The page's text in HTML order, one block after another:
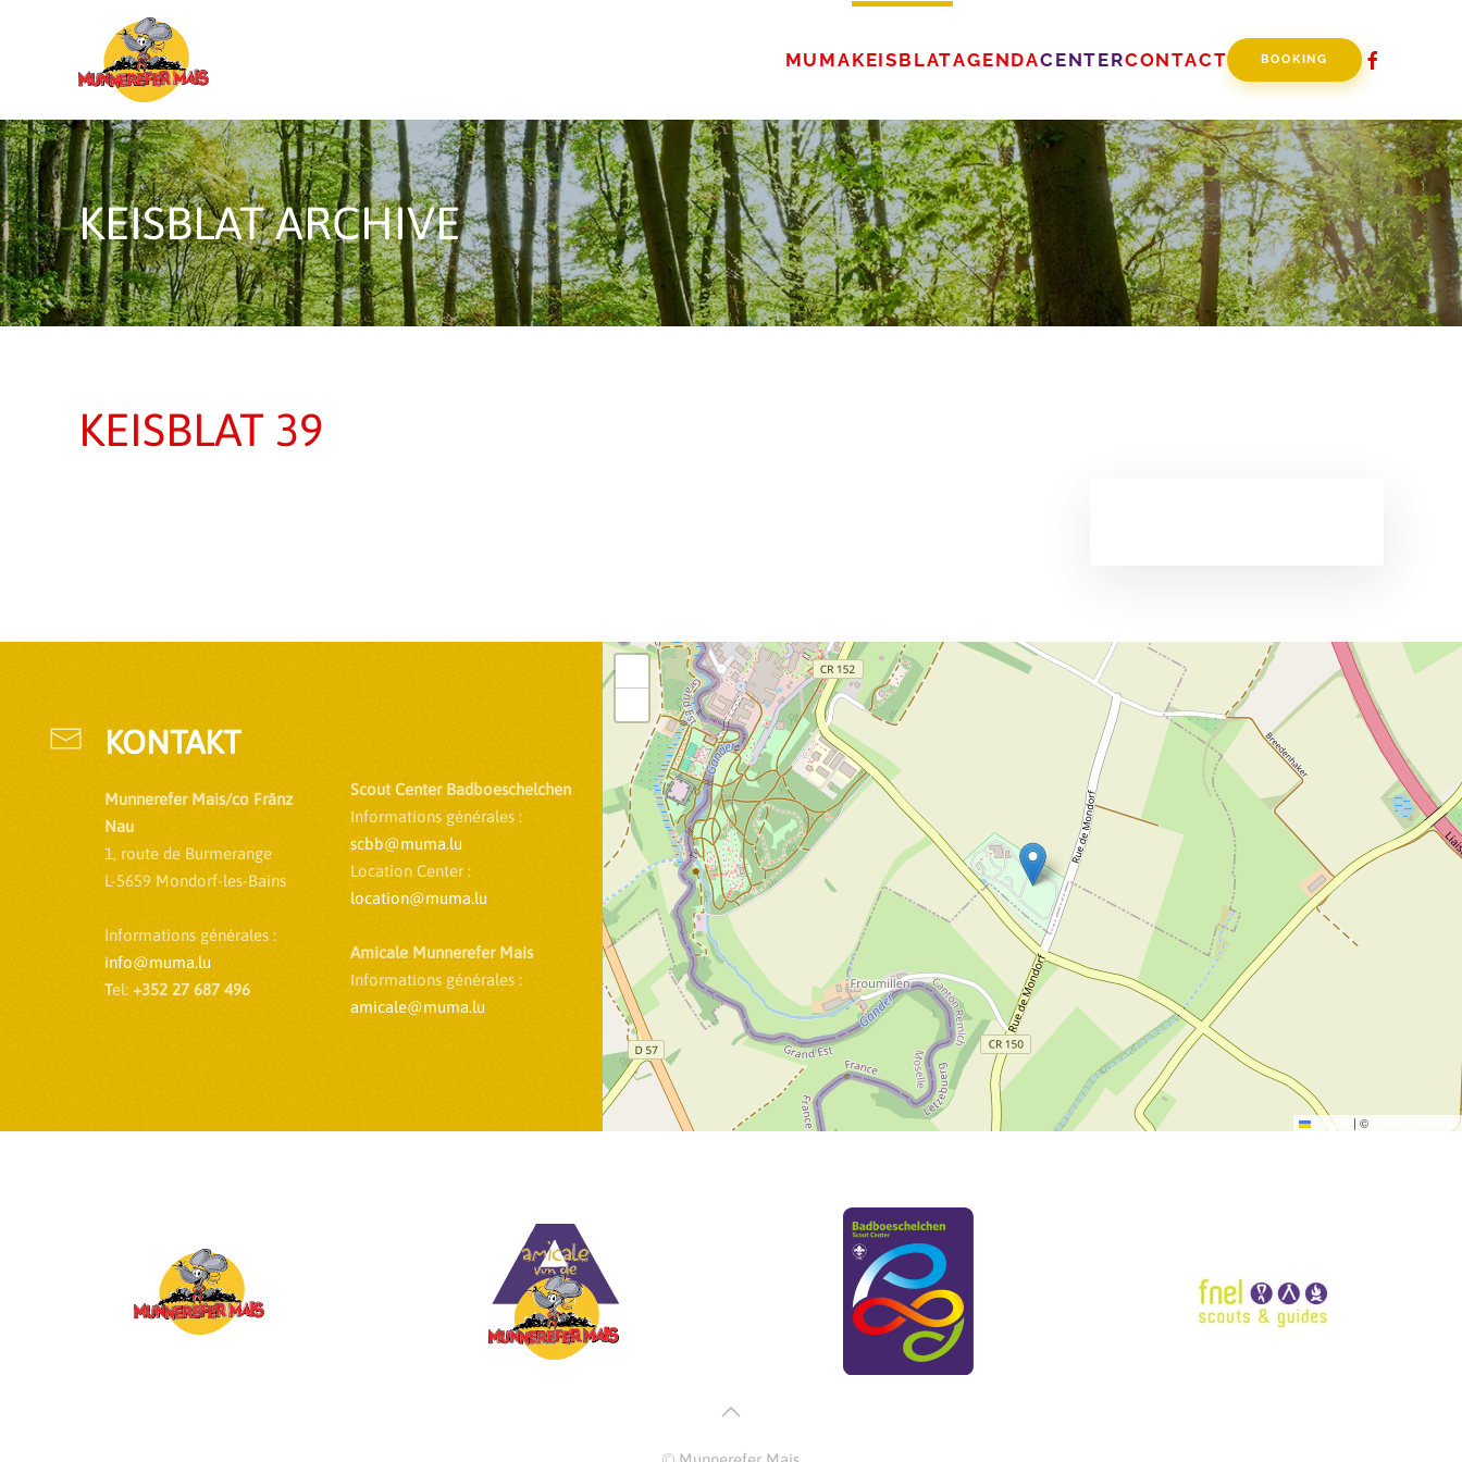
Skip to main content MUMAKEISBLATAGENDACENTERCONTACT BOOKING
KEISBLAT ARCHIVE
KEISBLAT 39
KONTAKT
Munnerefer Mais/co Fränz
Nau
1, route de Burmerange
L-5659 Mondorf-les-Bains
Informations générales :
info@muma.lu
Tel:+352 27 687 496
Scout Center Badboeschelchen
Informations générales :
scbb@muma.lu
Location Center :
location@muma.lu
Amicale Munnerefer Mais
Informations générales :
amicale@muma.lu
Leaflet | © OpenStreetMap